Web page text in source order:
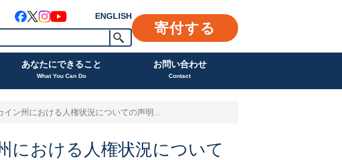
ENGLISH
寄付する
あなたにできること
What You Can Do
お問い合わせ
Contact
ン州における人権状況についての声明...
における人権状況について